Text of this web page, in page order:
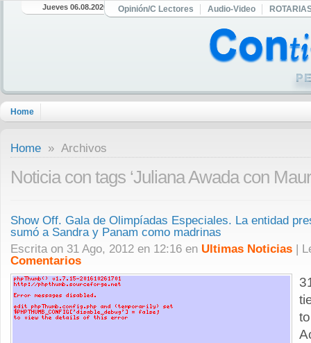
Jueves 06.08.2026 Opinión/C Lectores Audio-Video
Home
Home » Archivos
Noticia con tags ‘Juliana Awada con
Show Off. Gala de Olimpíadas Especiales. La entidad
sumó a Sandra y Panam como madrinas
Escrita on 31 Ago, 2012 en 12:16 en Ultimas Noticias |
Comentarios